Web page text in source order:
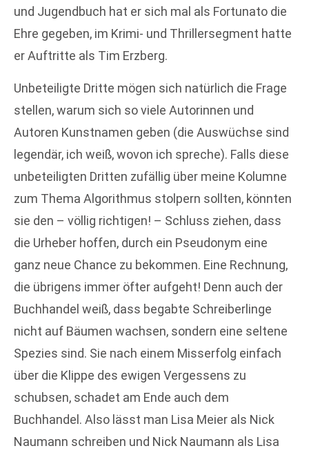
und Jugendbuch hat er sich mal als Fortunato die
Ehre gegeben, im Krimi- und Thrillersegment hatte
er Auftritte als Tim Erzberg.
Unbeteiligte Dritte mögen sich natürlich die Frage
stellen, warum sich so viele Autorinnen und
Autoren Kunstnamen geben (die Auswüchse sind
legendär, ich weiß, wovon ich spreche). Falls diese
unbeteiligten Dritten zufällig über meine Kolumne
zum Thema Algorithmus stolpern sollten, könnten
sie den – völlig richtigen! – Schluss ziehen, dass
die Urheber hoffen, durch ein Pseudonym eine
ganz neue Chance zu bekommen. Eine Rechnung,
die übrigens immer öfter aufgeht! Denn auch der
Buchhandel weiß, dass begabte Schreiberlinge
nicht auf Bäumen wachsen, sondern eine seltene
Spezies sind. Sie nach einem Misserfolg einfach
über die Klippe des ewigen Vergessens zu
schubsen, schadet am Ende auch dem
Buchhandel. Also lässt man Lisa Meier als Nick
Naumann schreiben und Nick Naumann als Lisa